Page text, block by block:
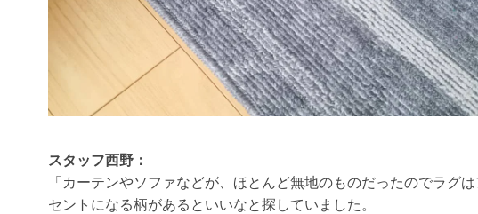
スタッフ西野：
「カーテンやソファなどが、ほとんど無地のものだったのでラグ
セントになる柄があるといいなと探していました。